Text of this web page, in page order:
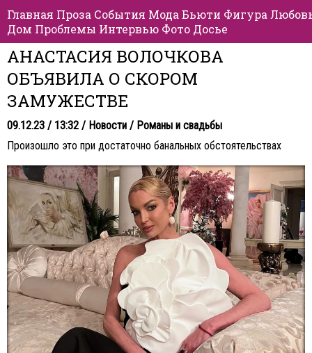
Главная Проза События Мода Бьюти Фигура
Дом Проблемы Интервью Фото Досье
АНАСТАСИЯ ВОЛОЧКОВА
ОБЪЯВИЛА О СКОРОМ
ЗАМУЖЕСТВЕ
09.12.23 / 13:32 / Новости / Романы и свадьбы
Произошло это при достаточно банальных обстоятельствах